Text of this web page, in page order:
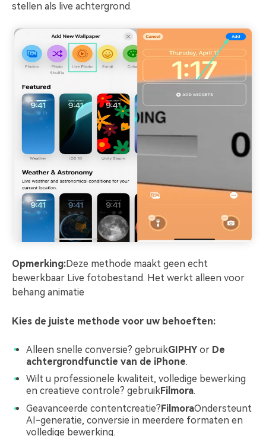
stellen als live achtergrond.
Opmerking:Deze methode maakt geen echt
bewerkbaar Live fotobestand. Het werkt alleen voor
behang animatie
Kies de juiste methode voor uw behoeften:
Alleen snelle conversie? gebruikGIPHY or De
achtergrondfunctie van de iPhone.
Wilt u professionele kwaliteit, volledige bewerking
en creatieve controle? gebruikFilmora.
Geavanceerde contentcreatie?FilmoraOndersteunt
AI-generatie, conversie in meerdere formaten en
volledige bewerking.